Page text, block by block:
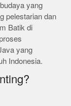
yang
pelestarian dan
Batik di
yang
Indonesia.